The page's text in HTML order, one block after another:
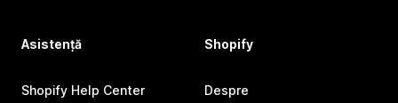
Asistență
Shopify Help Center
Shopify
Despre